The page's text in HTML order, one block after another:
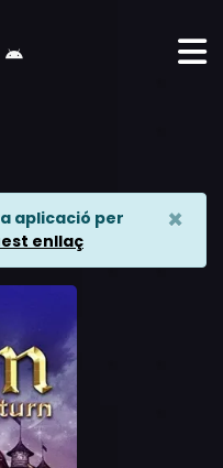
aplicació per
enllaç
×